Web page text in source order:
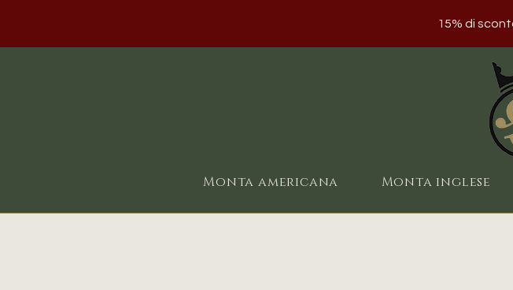
15% di
Monta americana Monta inglese